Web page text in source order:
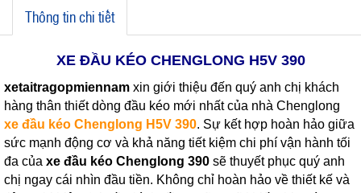
Thông tin chi tiết
XE ĐẦU KÉO CHENGLONG H5V 390
xetaitragopmiennam xin giới thiệu đến quý anh chị khách
hàng thân thiết dòng đầu kéo mới nhất của nhà Chenglong
xe đầu kéo Chenglong H5V 390. Sự kết hợp hoàn hảo giữa
sức mạnh động cơ và khả năng tiết kiệm chi phí vận hành tối
đa của xe đầu kéo Chenglong 390 sẽ thuyết phục quý anh
chị ngay cái nhìn đầu tiền. Không chỉ hoàn hảo về thiết kế và